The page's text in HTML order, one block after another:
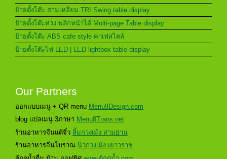
ป้ายตั้งโต๊ะ สามเหลี่ยม TRI Swing table display
ป้ายตั้งโต๊ะห่วง พลิกหน้าได้ Multi-page Table display
ป้ายตั้งโต๊ะ ABS cafe style คาเฟ่สไตล์
ป้ายตั้งโต๊ะไฟ LED | LED lightbox table display
Our Partners
ออกแบบเมนู + QR menu Menu9Design.com
blog แปลเมนู 3ภาษา Menu8Trans.net
ร้านอาหารจีนแต้จิ๋ว ลิ้มกวงเม้ง สามย่าน
ร้านอาหารจีนโบราณ นิวกวงเม้ง เยาวราช